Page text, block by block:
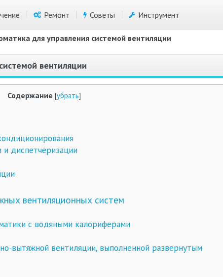
Ремонт Советы Инструмент
для управления системой вентиляции
вентиляции
Содержание [убрать]
диспетчеризации
вентиляционных систем
с водяными калориферами
вытяжной вентиляции, выполненной развернутым